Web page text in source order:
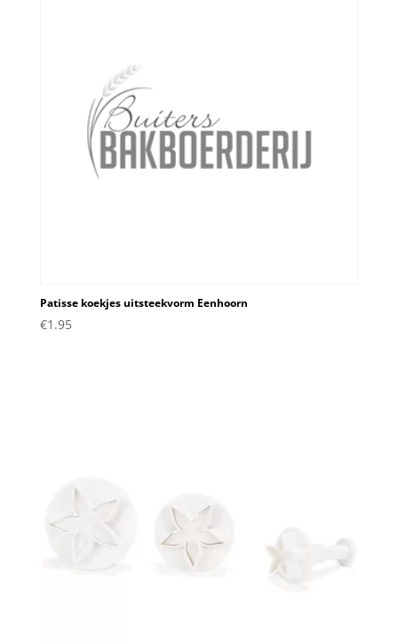
Patisse koekjes uitsteekvorm Eenhoorn
€1.95